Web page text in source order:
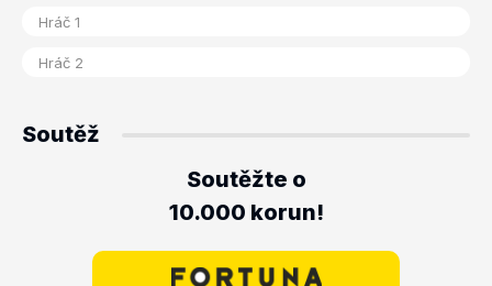
Soutěž
Soutěžte o
10.000 korun!